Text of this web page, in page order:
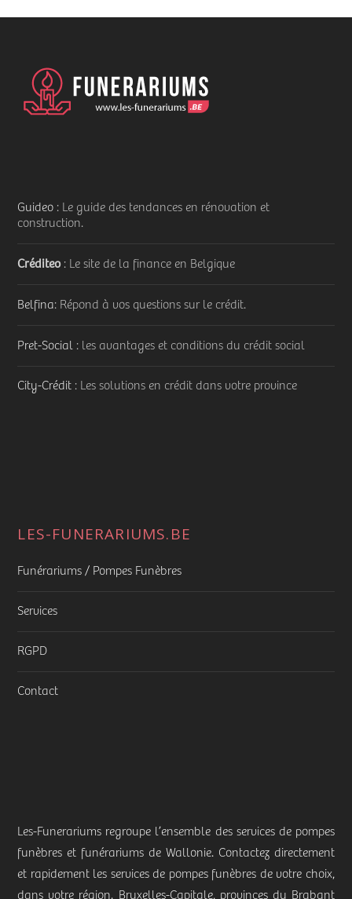
Guideo : Le guide des tendances en rénovation et
construction.
Créditeo: Le site de la finance en Belgique
Belfina: Répond à vos questions sur le crédit.
Pret-Social : les avantages et conditions du crédit social
City-Crédit : Les solutions en crédit dans votre province
LES-FUNERARIUMS.BE
Funérariums / Pompes Funèbres
Services
RGPD
Contact
Les-Funerariums regroupe l’ensemble des services de pompes
funèbres et funérariums de Wallonie. Contactez directement
et rapidement les services de pompes funèbres de votre choix,
dans votre région. Bruxelles-Capitale, provinces du Brabant